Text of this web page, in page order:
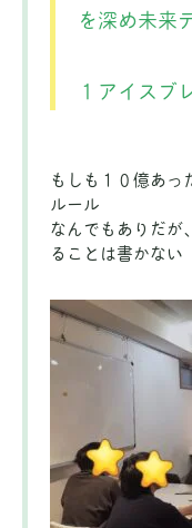
を深め未来
１アイスブ
もしも１０億あっ
ルール
なんでもありだが
ることは書かない